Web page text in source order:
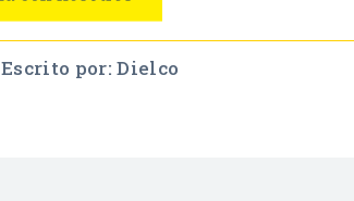
Escrito por: Dielco